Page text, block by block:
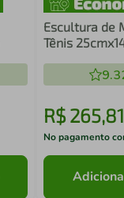
Escultura de
Tênis
R$ 265,81
No pagamento